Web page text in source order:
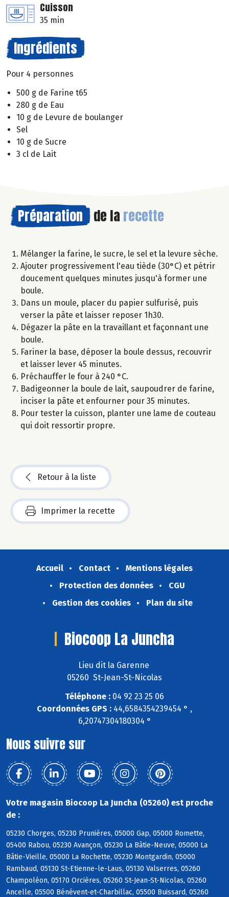
Cuisson
35 min
Ingrédients
Pour 4 personnes
500 g de Farine t65
280 g de Eau
10 g de Levure de boulanger
Sel
10 g de Sucre
3 cl de Lait
Préparation de la recette
Mélanger la farine, le sucre, le sel et la levure sèche.
Ajouter progressivement l'eau tiède (30°C) et pétrir
doucement quelques minutes jusqu'à former une
boule.
Dans un moule, placer du papier sulfurisé, puis
verser la pâte et laisser reposer 1h30.
Dégazer la pâte en la travaillant et façonnant une
boule.
Fariner la base, déposer la boule dessus, recouvrir
et laisser lever 45 minutes.
Préchauffer le four à 240 °C.
Badigeonner la boule de lait, saupoudrer de farine,
inciser la pâte et enfourner pour 35 minutes.
Pour tester la cuisson, planter une lame de couteau
qui doit ressortir propre.
Retour à la liste
Imprimer la recette
Accueil Contact
Mentions légales
Protection des données
CGU
Gestion des cookies
Plan du site
Biocoop La Juncha
Lieu dit la Garenne
05260 St-Jean-St-Nicolas
Téléphone : 04 92 23 25 06
Coordonnées GPS : 44,6584354239454 ° ,
6,20747304180304 °
Nous suivre sur
Votre magasin Biocoop La Juncha (05260) est proche
de :
05230 Chorges, 05230 Prunières, 05000 Gap, 05000 Romette,
05400 Rabou, 05230 Avançon, 05230 La Bâtie-Neuve, 05000 La
Bâtie-Vieille, 05000 La Rochette, 05230 Montgardin, 05000
Rambaud, 05130 St-Etienne-le-Laus, 05130 Valserres, 05260
Champoléon, 05170 Orcières, 05260 St-Jean-St-Nicolas, 05260
Ancelle, 05500 Bénévent-et-Charbillac, 05500 Buissard, 05260